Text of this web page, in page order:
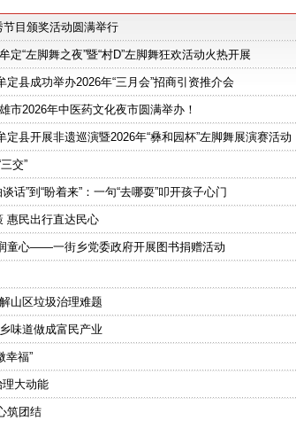
目颁奖活动圆满举行
“左脚舞之夜”暨“村D”左脚舞狂欢活动火热开展
县成功举办2026年“三月会”招商引资推介会
2026年中医药文化夜市圆满举办！
县开展非遗巡演暨2026年“彝和园杯”左脚舞展演赛活动
交”
话”到“盼着来”：一句“去哪耍”叩开孩子心门
惠民出行直达民心
童心——一街乡党委政府开展图书捐赠活动
山区垃圾治理难题
味道做成富民产业
幸福”
理大动能
筑团结